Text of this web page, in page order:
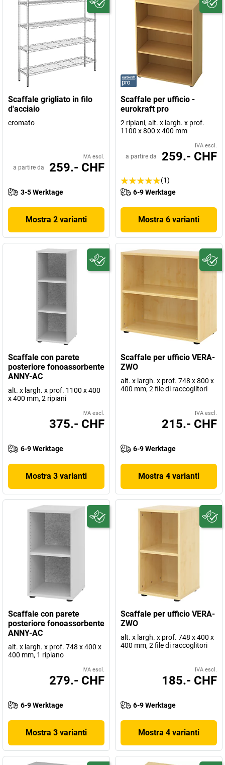
Scaffale grigliato in filo
d'acciaio
cromato
IVA escl.
a partire da 259.- CHF
3-5 Werktage
Mostra 2 varianti
Scaffale per ufficio -
eurokraft pro
2 ripiani, alt. x largh. x prof.
1100 x 800 x 400 mm
IVA escl.
a partire da 259.- CHF
(1)
6-9 Werktage
Mostra 6 varianti
Scaffale con parete
posteriore fonoassorbente
ANNY-AC
alt. x largh. x prof. 1100 x 400
x 400 mm, 2 ripiani
IVA escl.
375.- CHF
6-9 Werktage
Mostra 3 varianti
Scaffale per ufficio VERA-
ZWO
alt. x largh. x prof. 748 x 800 x
400 mm, 2 file di raccoglitori
IVA escl.
215.- CHF
6-9 Werktage
Mostra 4 varianti
Scaffale con parete
posteriore fonoassorbente
ANNY-AC
alt. x largh. x prof. 748 x 400 x
400 mm, 1 ripiano
IVA escl.
279.- CHF
6-9 Werktage
Mostra 3 varianti
Scaffale per ufficio VERA-
ZWO
alt. x largh. x prof. 748 x 400 x
400 mm, 2 file di raccoglitori
IVA escl.
185.- CHF
6-9 Werktage
Mostra 4 varianti